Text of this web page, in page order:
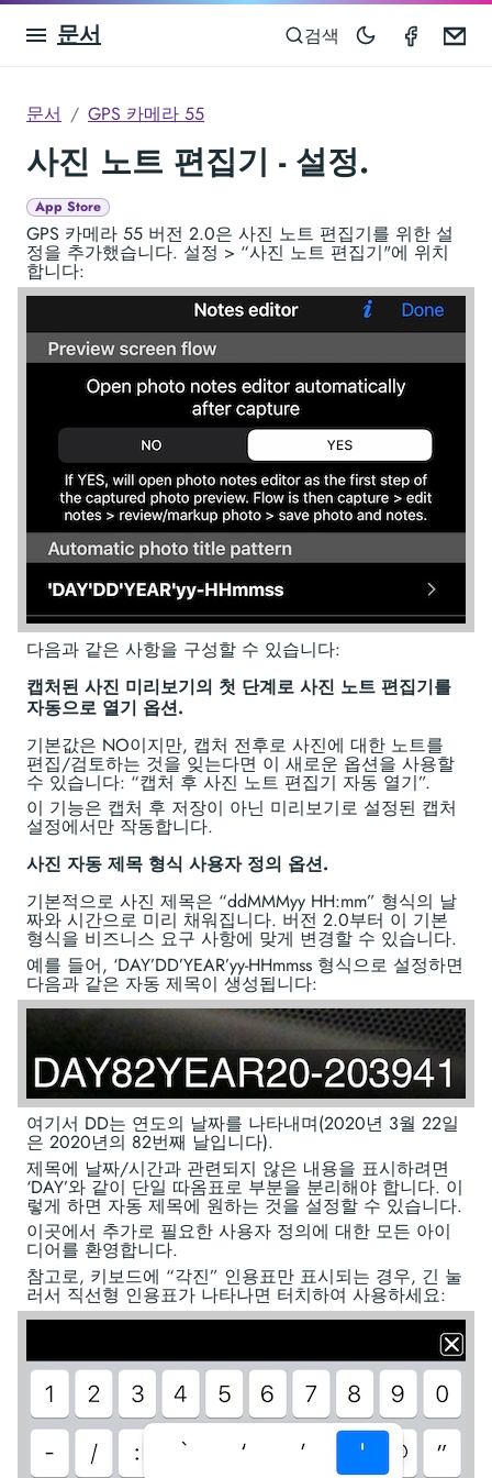
문서 검색 GPS
문서 GPS 카메라 55
사진 노트 편집기 - 설정.
App Store
GPS 카메라 55 버전 2.0은 사진 노트 편집기를 위한 설
정을 추가했습니다. 설정 > “사진 노트 편집기"에 위치
합니다:
다음과 같은 사항을 구성할 수 있습니다:
캡처된 사진 미리보기의 첫 단계로 사진 노트 편집기를
자동으로 열기 옵션.
기본값은 NO이지만, 캡처 전후로 사진에 대한 노트를
편집/검토하는 것을 잊는다면 이 새로운 옵션을 사용할
수 있습니다: “캡처 후 사진 노트 편집기 자동 열기”.
이 기능은 캡처 후 저장이 아닌 미리보기로 설정된 캡처
설정에서만 작동합니다.
사진 자동 제목 형식 사용자 정의 옵션.
기본적으로 사진 제목은 “ddMMMyy HH:mm” 형식의 날
짜와 시간으로 미리 채워집니다. 버전 2.0부터 이 기본
형식을 비즈니스 요구 사항에 맞게 변경할 수 있습니다.
예를 들어, ‘DAY’DD’YEAR’yy-HHmmss 형식으로 설정하면
다음과 같은 자동 제목이 생성됩니다:
여기서 DD는 연도의 날짜를 나타내며(2020년 3월 22일
은 2020년의 82번째 날입니다).
제목에 날짜/시간과 관련되지 않은 내용을 표시하려면
‘DAY’와 같이 단일 따옴표로 부분을 분리해야 합니다. 이
렇게 하면 자동 제목에 원하는 것을 설정할 수 있습니다.
이곳에서 추가로 필요한 사용자 정의에 대한 모든 아이
디어를 환영합니다.
참고로, 키보드에 “각진” 인용표만 표시되는 경우, 긴 눌
러서 직선형 인용표가 나타나면 터치하여 사용하세요: